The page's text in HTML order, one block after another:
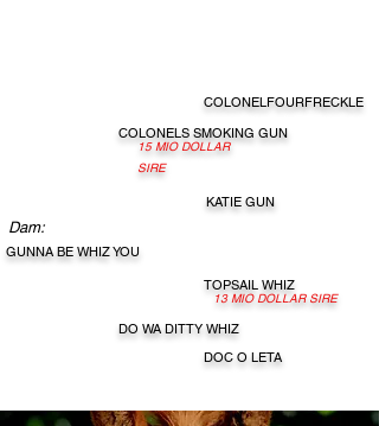
COLONELFOURFRECKLE
COLONELS SMOKING GUN
15 MIO DOLLAR
SIRE
KATIE GUN
Dam:
GUNNA BE WHIZ YOU
TOPSAIL WHIZ
13 MIO DOLLAR SIRE
DO WA DITTY WHIZ
DOC O LETA